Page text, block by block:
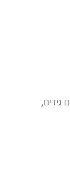
גידים,